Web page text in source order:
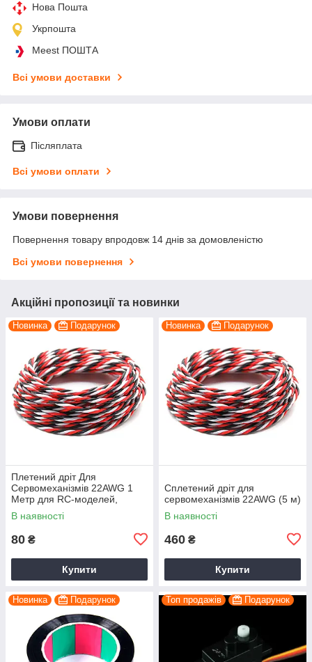
Нова Пошта
Укрпошта
Meest ПОШТА
Всі умови доставки
Умови оплати
Післяплата
Всі умови оплати
Умови повернення
Повернення товару впродовж 14 днів за домовленістю
Всі умови повернення
Акційні пропозиції та новинки
Новинка Подарунок
Плетений дріт Для
Сервомеханізмів 22AWG 1
Метр для RC-моделей,
Літаки та Дронів
В наявності
80 ₴
Купити
Новинка Подарунок
Сплетений дріт для
сервомеханізмів 22AWG (5 м)
В наявності
460 ₴
Купити
Новинка Подарунок Топ продажів Подарунок